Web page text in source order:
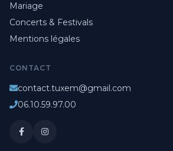
Mariage
Concerts & Festivals
Mentions légales
CONTACT
contact.tuxem@gmail.com
06.10.59.97.00